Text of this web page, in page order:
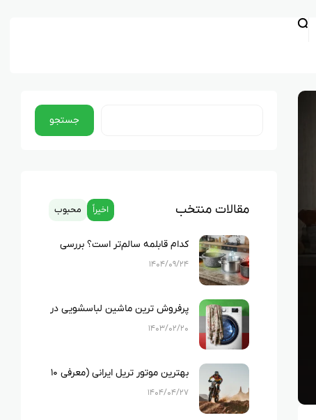
جستجو
مقالات منتخب اخیراً محبوب
کدام قابلمه سالم‌تر است؟ بررسی
کامل چدن، استیل، گرانیت و تفلون
۱۴۰۴/۰۹/۲۴
پرفروش ترین ماشین لباسشویی در
ایران
۱۴۰۳/۰۲/۲۰
بهترین موتور تریل ایرانی (معرفی ۱۰
نمونه بهترین تریل های ایرانی)
۱۴۰۴/۰۴/۲۷